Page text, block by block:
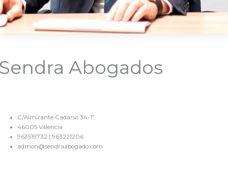
Abogados
C/Almirante Cadarso 34-1º.
46005 Valencia
963519732 | 963221206
admon@sendraabogado.com